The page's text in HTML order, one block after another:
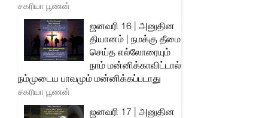
சகரியா பூணன்
ஜனவரி 16 | அனுதின
தியானம் | நமக்கு தீமை
செய்த எல்லோரையும்
நாம் மன்னிக்காவிட்டால்
நம்முடைய பாவமும் மன்னிக்கப்படாது
சகரியா பூணன்
ஜனவரி 17 | அனுதின